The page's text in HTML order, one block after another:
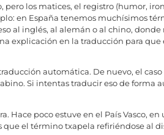
los matices, el registro (humor,
en España tenemos muchísimos
al inglés, al alemán o al chino, donde
explicación en la traducción para que
automática. De nuevo, el caso
Si intentas traducir eso de forma
Hace poco estuve en el País Vasco, en
que el término txapela refiriéndose al